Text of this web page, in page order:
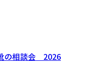
の相談会 2026